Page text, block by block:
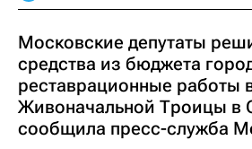
Московские депутаты
средства из бюджета
реставрационные работы
Живоначальной Троицы в
сообщила пресс-служба